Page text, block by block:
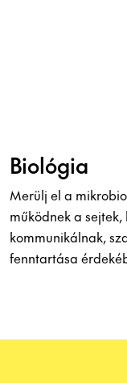
Biológia
Merülj el a
működnek a
kommunikálnak,
fenntartása